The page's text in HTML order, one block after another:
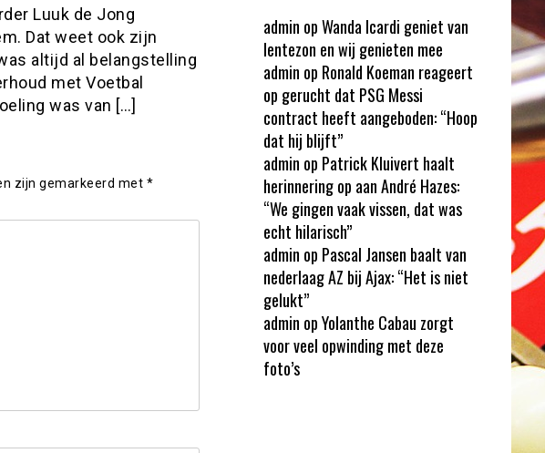
Luuk de Jong
Dat weet ook zijn
altijd al belangstelling
met Voetbal
was van […]
zijn gemarkeerd met *
admin opWanda Icardi geniet van
lentezon en wij genieten mee
admin op Ronald Koeman reageert
op gerucht dat PSG Messi
contract heeft aangeboden: “Hoop
dat hij blijft”
admin op Patrick Kluivert haalt
herinnering op aan André Hazes:
“We gingen vaak vissen, dat was
echt hilarisch”
admin op Pascal Jansen baalt van
nederlaag AZ bij Ajax: “Het is niet
gelukt”
admin opYolanthe Cabau zorgt
voor veel opwinding met deze
foto’s